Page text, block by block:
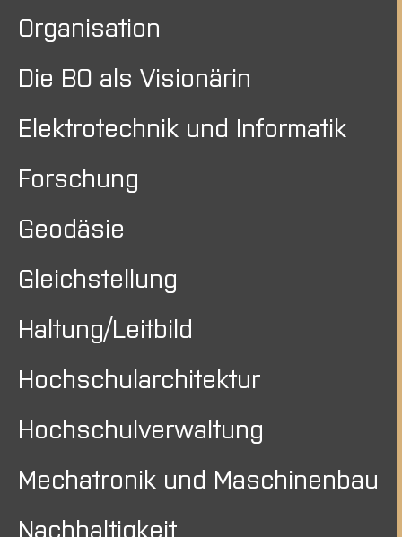
Organisation
Die BO als Visionärin
Elektrotechnik und Informatik
Forschung
Geodäsie
Gleichstellung
Haltung/Leitbild
Hochschularchitektur
Hochschulverwaltung
Mechatronik und Maschinenbau
Nachhaltigkeit